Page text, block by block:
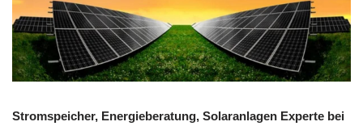
Stromspeicher, Energieberatung, Solaranlagen Experte bei